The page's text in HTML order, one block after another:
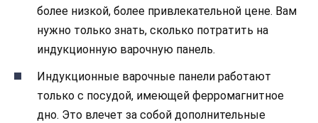
более низкой, более привлекательной цене. Вам
нужно только знать, сколько потратить на
индукционную варочную панель.
Индукционные варочные панели работают
только с посудой, имеющей ферромагнитное
дно. Это влечет за собой дополнительные